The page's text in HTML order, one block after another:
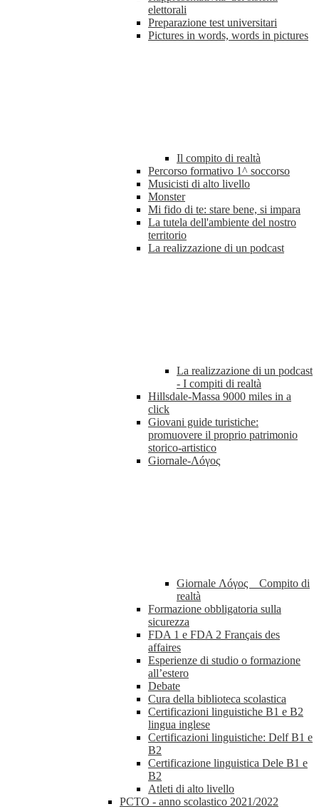
elettorali
Preparazione test universitari
Pictures in words, words in pictures
Il compito di realtà
Percorso formativo 1^ soccorso
Musicisti di alto livello
Monster
Mi fido di te: stare bene, si impara
La tutela dell'ambiente del nostro
territorio
La realizzazione di un podcast
La realizzazione di un podcast
- I compiti di realtà
Hillsdale-Massa 9000 miles in a
click
Giovani guide turistiche:
promuovere il proprio patrimonio
storico-artistico
Giornale-Λóγος
Giornale Λóγος _ Compito di
realtà
Formazione obbligatoria sulla
sicurezza
FDA 1 e FDA 2 Français des
affaires
Esperienze di studio o formazione
all’estero
Debate
Cura della biblioteca scolastica
Certificazioni linguistiche B1 e B2
lingua inglese
Certificazioni linguistiche: Delf B1 e
B2
Certificazione linguistica Dele B1 e
B2
Atleti di alto livello
PCTO - anno scolastico 2021/2022